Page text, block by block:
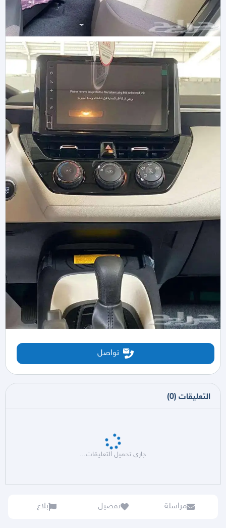
تواصل
التعليقات (
0
)
جاري تحميل التعليقات...
مراسلة تفضيل بلاغ